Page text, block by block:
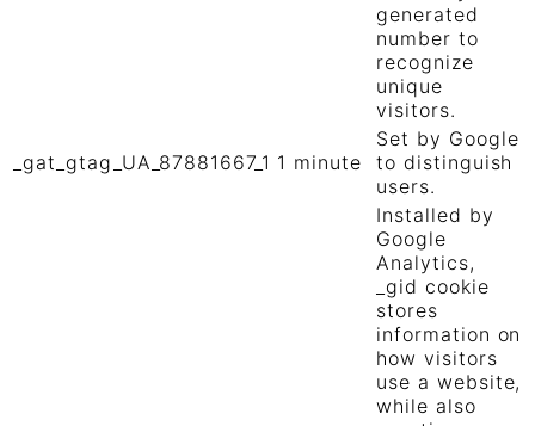
generated
number to
recognize
unique
visitors.
_gat_gtag_UA_87881667_1 1 minute
Set by Google
to distinguish
users.
Installed by
Google
Analytics,
_gid cookie
stores
information on
how visitors
use a website,
while also